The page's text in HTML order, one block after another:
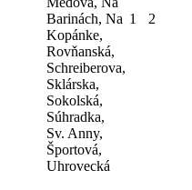
Barinách, Na
Kopánke,
Rovňanská,
Schreiberova,
Sklárska,
Sokolská,
Súhradka,
Sv. Anny,
Športová,
Uhrovecká
1 2